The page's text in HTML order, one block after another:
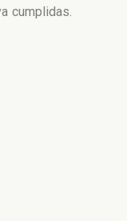
cumplidas.